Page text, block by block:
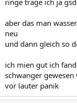
aber das man
neu
und dann gleich so
ich mien gut ich
schwanger
vor lauter panik